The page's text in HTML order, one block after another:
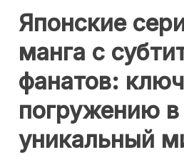
Японские
манга с
фанатов:
погружению в
уникальный